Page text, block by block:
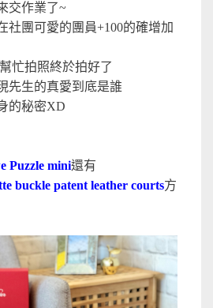
交作業了~
社團可愛的團員+100的確增加
忙拍照終於拍好了
先生的真愛到底是誰
的秘密XD
Puzzle mini還有
buckle patent leather courts方